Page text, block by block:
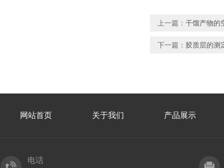
上一篇： 干馏产物的
下一篇： 胶质层的测
网站首页 关于我们 产品展示
电话